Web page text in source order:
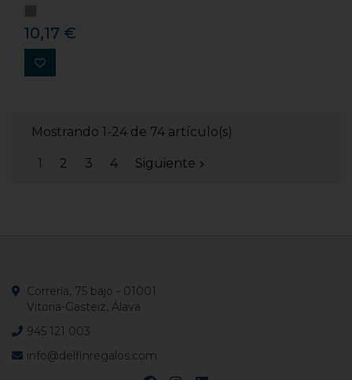
10,17 €
Mostrando 1-24 de 74 artículo(s)
1 2 3 4 Siguiente 
Correría, 75 bajo - 01001
Vitoria-Gasteiz, Álava
945 121 003
info@delfinregalos.com